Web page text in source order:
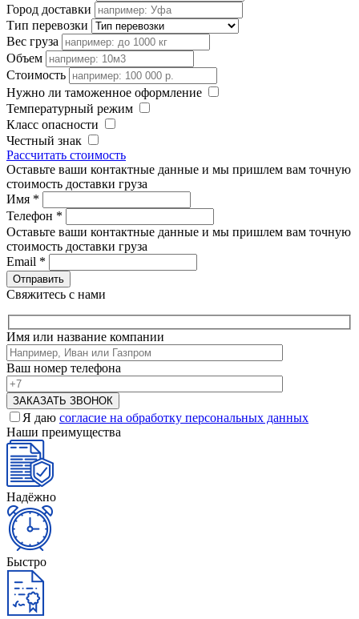
Город доставки
Тип перевозки
Вес груза
Объем
Стоимость
Нужно ли таможенное оформление
Температурный режим
Класс опасности
Честный знак
Рассчитать стоимость
Оставьте ваши контактные данные и мы пришлем вам точную
стоимость доставки груза
Имя *
Телефон *
Оставьте ваши контактные данные и мы пришлем вам точную
стоимость доставки груза
Email *
Свяжитесь с нами
Имя или название компании
Ваш номер телефона
Я даю согласие на обработку персональных данных
Наши преимущества
Надёжно
Быстро